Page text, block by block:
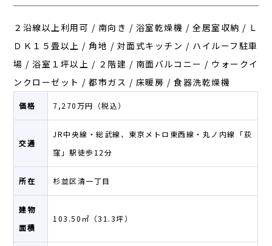
２沿線以上利用可 / 南向き / 浴室乾燥機 / 全居室収納 / Ｌ
ＤＫ１５畳以上 / 角地 / 対面式キッチン / ハイルーフ駐車
場 / 浴室１坪以上 / ２階建 / 南面バルコニー / ウォークイ
ンクローゼット / 都市ガス / 床暖房 / 食器洗乾燥機
価格 7,270万円（税込）
交通
JR中央線・総武線、東京メトロ東西線・丸ノ内線「荻
窪」駅徒歩12分
所在 杉並区清一丁目
建物
面積
103.50㎡（31.3坪）